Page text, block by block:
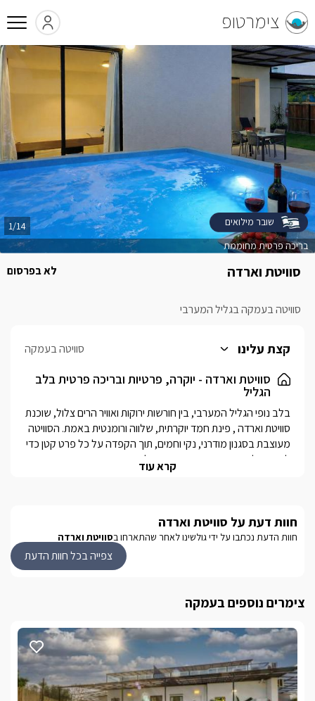
צימרטופ
סוויטת וארדה
סוויטה בעמקה בגליל המערבי
לא בפרסום
בריכה פרטית מחוממת
1/14 שובר מילואים
קצת עלינו סוויטה בעמקה
סוויטת וארדה - יוקרה, פרטיות ובריכה פרטית בלב
הגליל
בעונה, ג’קוזי זוגי מפנק בתוך החדר וגינה פרטית עם פינות ישיבה
וערסל לרגעי רוגע מושלמים.במטבחון המאובזר תיהנו ממקרר,
מיקרוגל, קומקום ומכונת קפה.בחדר השינה מחכה לכם מיטה זוגית
KING SIZE עם מצעים רכים, ולצידה Smart TV, מיזוג אוויר,
אינטרנט אלחוטי וחדר רחצה מעוצב ונעים.
קרא עוד
חוות דעת על סוויטת וארדה
חוות הדעת נכתבו על ידי גולשינו לאחר שהתארחו בסוויטת וארדה
צפייה בכל חוות הדעת
צימרים נוספים בעמקה